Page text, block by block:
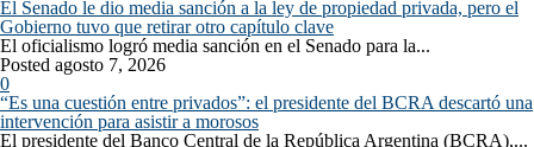
El Senado le dio media sanción a la ley de propiedad privada, pero el
Gobierno tuvo que retirar otro capítulo clave
El oficialismo logró media sanción en el Senado para la...
Posted agosto 7, 2026
0
“Es una cuestión entre privados”: el presidente del BCRA descartó una
intervención para asistir a morosos
El presidente del Banco Central de la República Argentina (BCRA),...